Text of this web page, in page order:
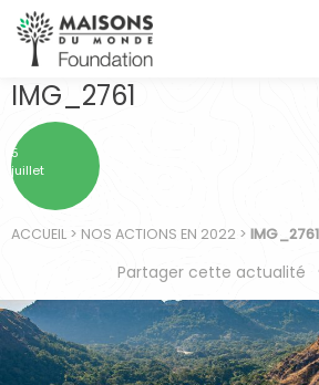
IMG_2761
5
juillet
ACCUEIL > NOS ACTIONS EN 2022 > IMG_2761
Partager cette actualité